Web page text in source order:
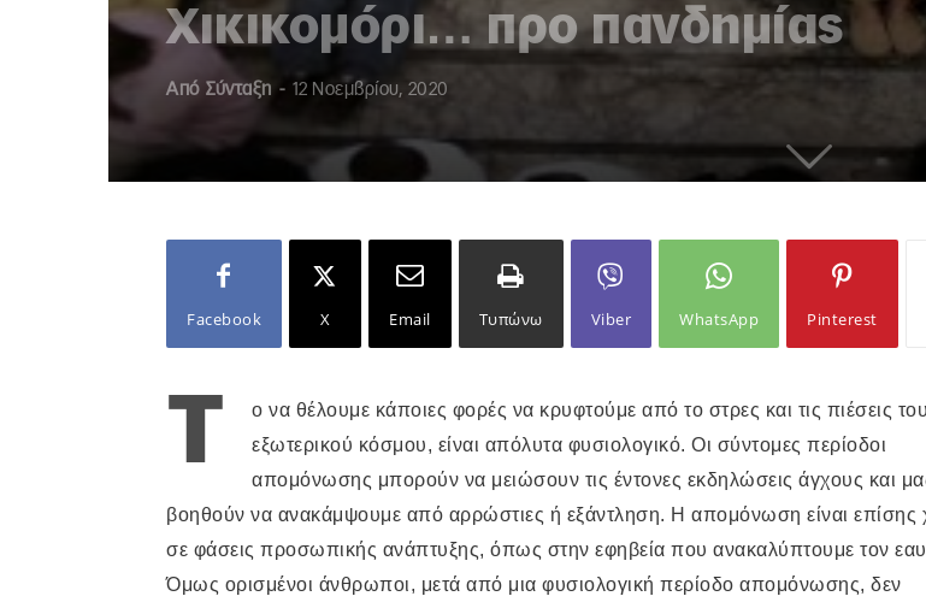
Χικικομόρι… προ πανδημίας
Από Σύνταξη - 12 Νοεμβρίου, 2020
Facebook X Email Τυπώνω Viber WhatsApp Pinterest
Τ
ο να θέλουμε κάποιες φορές να κρυφτούμε από το στρες και τις πιέσεις του
εξωτερικού κόσμου, είναι απόλυτα φυσιολογικό. Οι σύντομες περίοδοι
απομόνωσης μπορούν να μειώσουν τις έντονες εκδηλώσεις άγχους και
βοηθούν να ανακάμψουμε από αρρώστιες ή εξάντληση. Η απομόνωση είναι επίσης
σε φάσεις προσωπικής ανάπτυξης, όπως στην εφηβεία που ανακαλύπτουμε τον
Όμως ορισμένοι άνθρωποι, μετά από μια φυσιολογική περίοδο απομόνωσης, δεν